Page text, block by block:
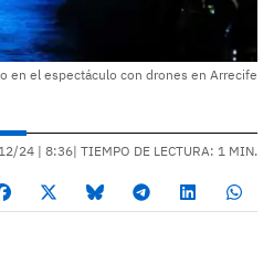
en el espectáculo con drones en Arrecife
24 | 8:36| TIEMPO DE LECTURA: 1 MIN.